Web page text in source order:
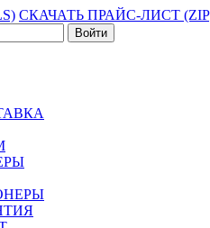
СКАЧАТЬ ПРАЙС-ЛИСТ
Войти